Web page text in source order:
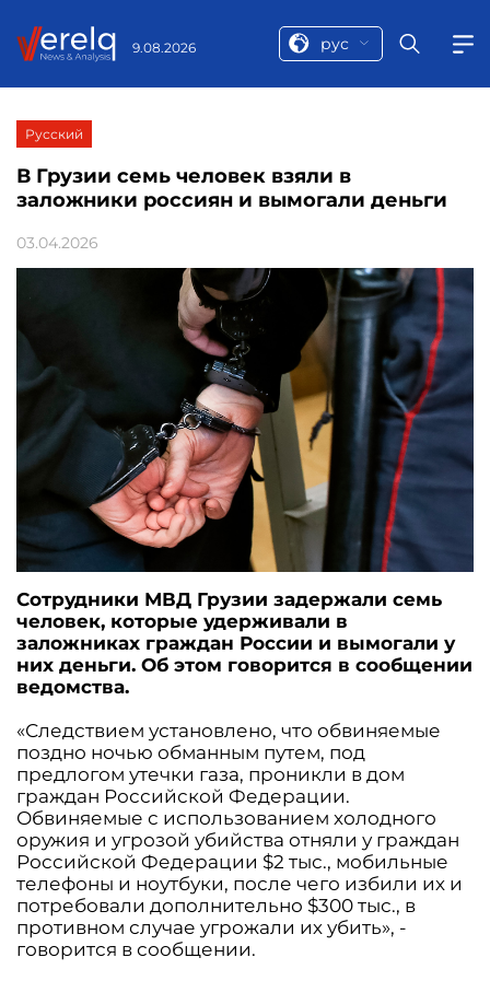
9.08.2026 рус
Русский
В Грузии семь человек взяли в
заложники россиян и вымогали деньги
03.04.2026
Сотрудники МВД Грузии задержали семь
человек, которые удерживали в
заложниках граждан России и вымогали у
них деньги. Об этом говорится в сообщении
ведомства.
«Следствием установлено, что обвиняемые
поздно ночью обманным путем, под
предлогом утечки газа, проникли в дом
граждан Российской Федерации.
Обвиняемые с использованием холодного
оружия и угрозой убийства отняли у граждан
Российской Федерации $2 тыс., мобильные
телефоны и ноутбуки, после чего избили их и
потребовали дополнительно $300 тыс., в
противном случае угрожали их убить», -
говорится в сообщении.